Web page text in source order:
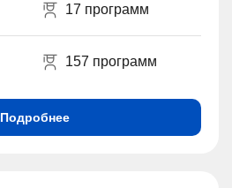
17 программ
157 программ
Подробнее